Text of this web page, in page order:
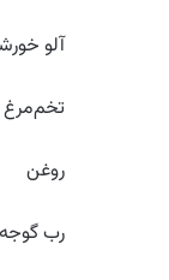
آلو
رب